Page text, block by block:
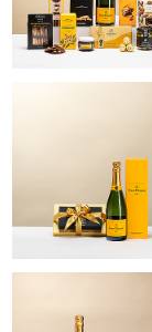
Corné Port-
Jules
Dom
Godiva
Moët &
Neuhaus
Pommery
VIP Cadeaux
Nouvelles
Anniversaire
Cadeaux
Félicitations
Services de
Collection